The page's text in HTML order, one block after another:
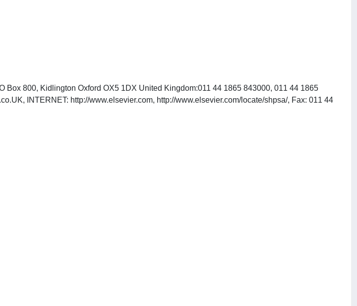
Box 800, Kidlington Oxford OX5 1DX United Kingdom:011 44 1865 843000, 011 44 1865
, INTERNET: http://www.elsevier.com, http://www.elsevier.com/locate/shpsa/, Fax: 011 44